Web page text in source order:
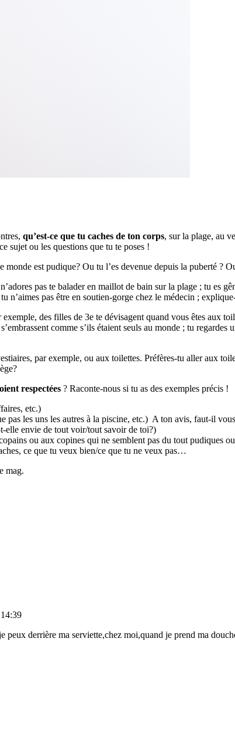
qu’est-ce que tu caches de ton corps, sur la plage, au
sujet ou les questions que tu te poses !
est pudique? Ou tu l’es devenue depuis la puberté ?
pas te balader en maillot de bain sur la plage ; tu es
n’aimes pas être en soutien-gorge chez le médecin ;
exemple, des filles de 3e te dévisagent quand vous êtes aux
comme s’ils étaient seuls au monde ; tu regardes
par exemple, ou aux toilettes. Préfères-tu aller aux
respectées ? Raconte-nous si tu as des exemples précis !
etc.)
pas les uns les autres à la piscine, etc.) A ton avis, faut-il
elle envie de tout voir/tout savoir de toi?)
ou aux copines qui ne semblent pas du tout pudiques
ce que tu veux bien/ce que tu ne veux pas…
mag.
derrière ma serviette,chez moi,quand je prend ma